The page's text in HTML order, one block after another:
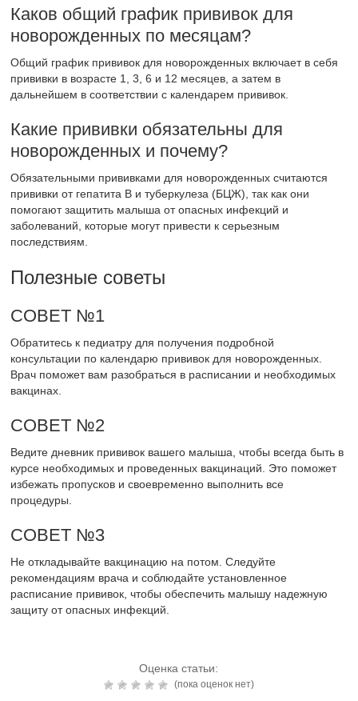
Каков общий график прививок для
новорожденных по месяцам?
Общий график прививок для новорожденных включает в себя
прививки в возрасте 1, 3, 6 и 12 месяцев, а затем в
дальнейшем в соответствии с календарем прививок.
Какие прививки обязательны для
новорожденных и почему?
Обязательными прививками для новорожденных считаются
прививки от гепатита В и туберкулеза (БЦЖ), так как они
помогают защитить малыша от опасных инфекций и
заболеваний, которые могут привести к серьезным
последствиям.
Полезные советы
СОВЕТ №1
Обратитесь к педиатру для получения подробной
консультации по календарю прививок для новорожденных.
Врач поможет вам разобраться в расписании и необходимых
вакцинах.
СОВЕТ №2
Ведите дневник прививок вашего малыша, чтобы всегда быть в
курсе необходимых и проведенных вакцинаций. Это поможет
избежать пропусков и своевременно выполнить все
процедуры.
СОВЕТ №3
Не откладывайте вакцинацию на потом. Следуйте
рекомендациям врача и соблюдайте установленное
расписание прививок, чтобы обеспечить малышу надежную
защиту от опасных инфекций.
Оценка статьи:
(пока оценок нет)